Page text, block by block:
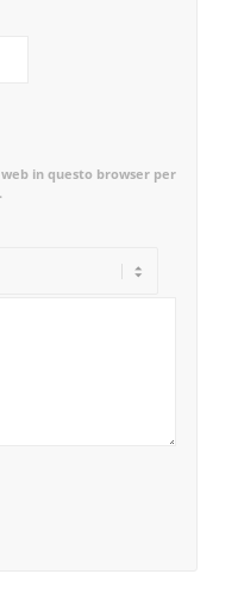
in questo browser per la